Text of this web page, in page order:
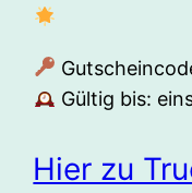
Gültig bis:
Hier zu